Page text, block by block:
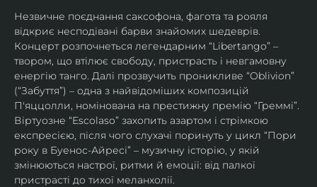
Незвичне поєднання саксофона, фагота та рояля
відкриє несподівані барви знайомих шедеврів.
Концерт розпочнеться легендарним “Libertango” –
твором, що втілює свободу, пристрасть і невгамовну
енергію танго. Далі прозвучить проникливе “Oblivion”
(“Забуття”) – одна з найвідоміших композицій
П'яццолли, номінована на престижну премію “Греммі”.
Віртуозне “Escolaso” захопить азартом і стрімкою
експресією, після чого слухачі поринуть у цикл “Пори
року в Буенос-Айресі” – музичну історію, у якій
змінюються настрої, ритми й емоції: від палкої
пристрасті до тихої меланхолії.